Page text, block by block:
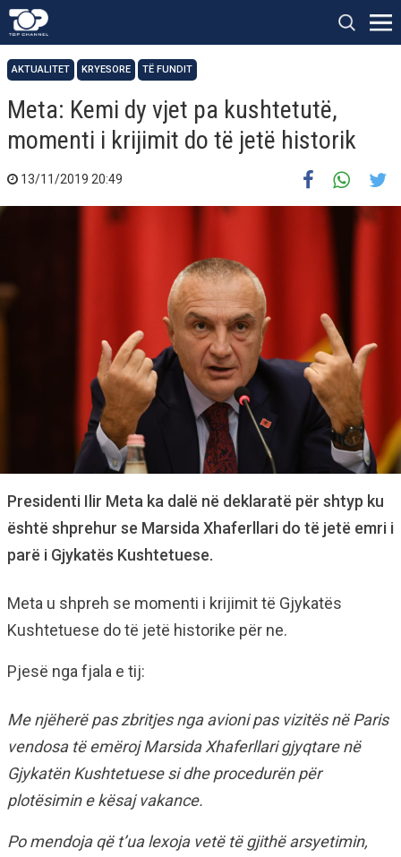
AKTUALITET KRYESORE TË FUNDIT
Meta: Kemi dy vjet pa kushtetutë,
momenti i krijimit do të jetë historik
13/11/2019 20:49
Presidenti Ilir Meta ka dalë në deklaratë për shtyp ku
është shprehur se Marsida Xhaferllari do të jetë emri i
parë i Gjykatës Kushtetuese.
Meta u shpreh se momenti i krijimit të Gjykatës
Kushtetuese do të jetë historike për ne.
Pjesë nga fjala e tij:
Me njëherë pas zbritjes nga avioni pas vizitës në Paris
vendosa të emëroj Marsida Xhaferllari gjyqtare në
Gjykatën Kushtetuese si dhe procedurën për
plotësimin e kësaj vakance.
Po mendoja që t’ua lexoja vetë të gjithë arsyetimin,